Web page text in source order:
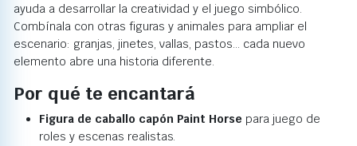
ayuda a desarrollar la creatividad y el juego simbólico.
Combínala con otras figuras y animales para ampliar el
escenario: granjas, jinetes, vallas, pastos… cada nuevo
elemento abre una historia diferente.
Por qué te encantará
Figura de caballo capón Paint Horse para juego de
roles y escenas realistas.